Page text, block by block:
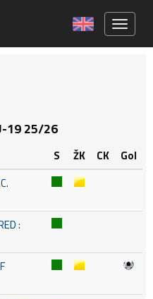
19 25/26
S ŽK CK
Gol
: